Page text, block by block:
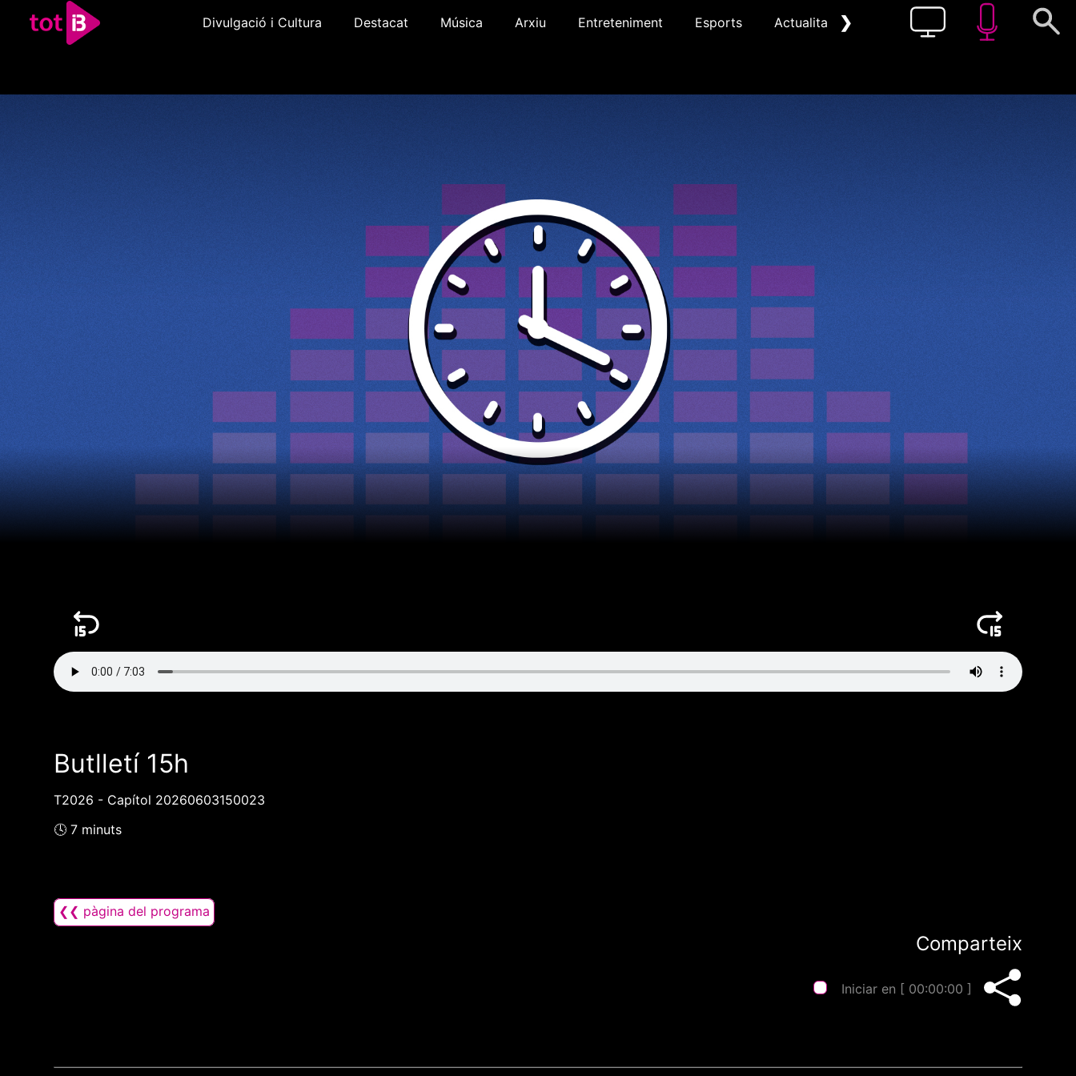
Divulgació i Cultura Destacat Música Arxiu Entreteniment Esports Actualitat Pòdcast
❯
Butlletí 15h
T2026 - Capítol 20260603150023
🕓 7 minuts
❮❮ pàgina del programa
Comparteix
Iniciar en [ 00:00:00 ]